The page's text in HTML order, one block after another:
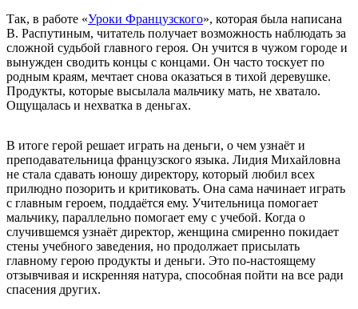
Так, в работе «Уроки Французского», которая была написана
В. Распутиным, читатель получает возможность наблюдать за
сложной судьбой главного героя. Он учится в чужом городе и
вынужден сводить концы с концами. Он часто тоскует по
родным краям, мечтает снова оказаться в тихой деревушке.
Продукты, которые высылала мальчику мать, не хватало.
Ощущалась и нехватка в деньгах.
В итоге герой решает играть на деньги, о чем узнаёт и
преподавательница французского языка. Лидия Михайловна
не стала сдавать юношу директору, который любил всех
прилюдно позорить и критиковать. Она сама начинает играть
с главным героем, поддаётся ему. Учительница помогает
мальчику, параллельно помогает ему с учебой. Когда о
случившемся узнаёт директор, женщина смиренно покидает
стены учебного заведения, но продолжает присылать
главному герою продукты и деньги. Это по-настоящему
отзывчивая и искренняя натура, способная пойти на все ради
спасения других.